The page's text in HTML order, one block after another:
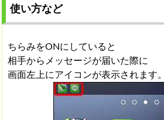
使い方など
ちらみをONにしていると
相手からメッセージが届いた際に
画面左上にアイコンが表示されます。